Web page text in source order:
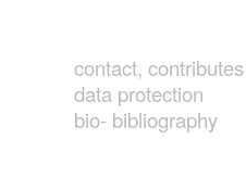
contact, contributes
data protection
bio- bibliography